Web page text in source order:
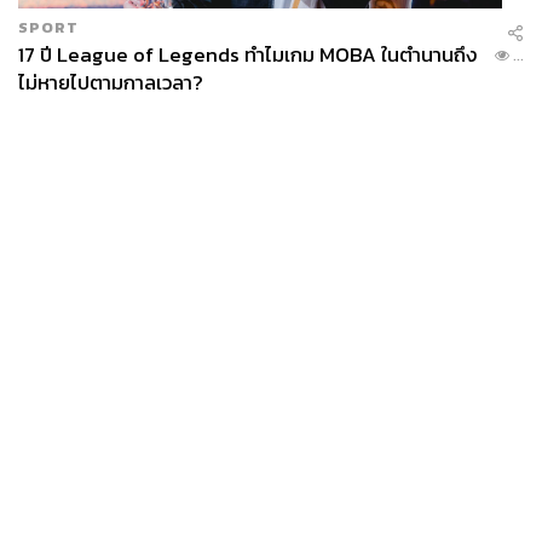
SPORT
17 ปี League of Legends ทำไมเกม MOBA ในตำนานถึง
ไม่หายไปตามกาลเวลา?
...